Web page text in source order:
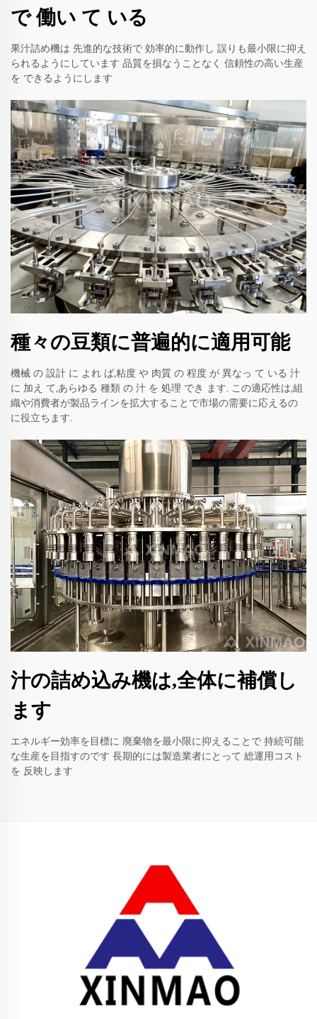
で 働い て いる
果汁詰め機は 先進的な技術で 効率的に動作し 誤りも最小限に抑え
られるようにしています 品質を損なうことなく 信頼性の高い生産
を できるようにします
種々の豆類に普遍的に適用可能
機械 の 設計 に よれ ば,粘度 や 肉質 の 程度 が 異なっ て いる 汁
に 加え て,あらゆる 種類 の 汁 を 処理 でき ます. この適応性は,組
織や消費者が製品ラインを拡大することで市場の需要に応えるの
に役立ちます.
汁の詰め込み機は,全体に補償し
ます
エネルギー効率を目標に 廃棄物を最小限に抑えることで 持続可能
な生産を目指すのです 長期的には製造業者にとって 総運用コスト
を 反映します